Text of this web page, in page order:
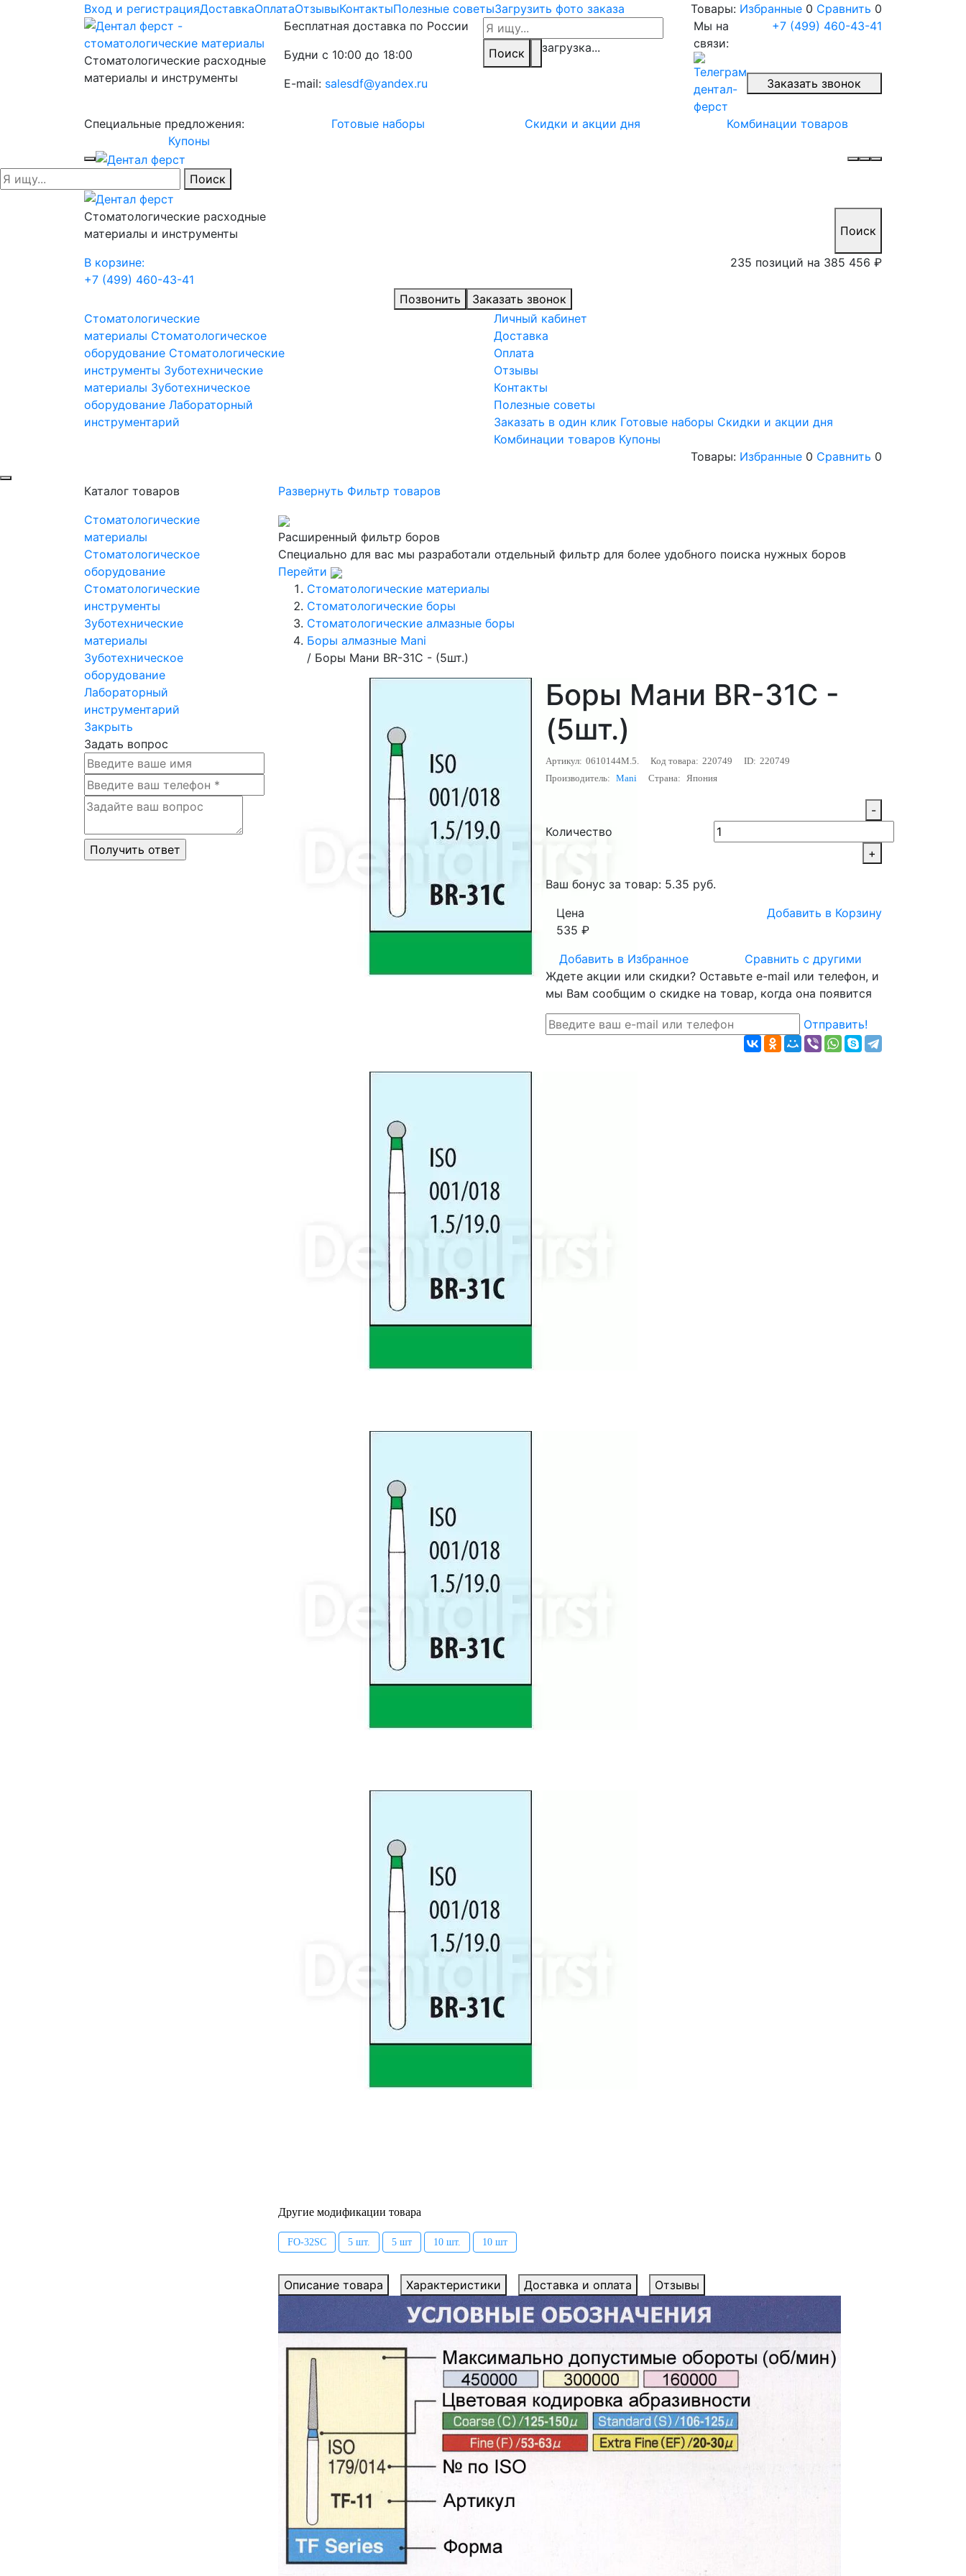
Вход и регистрацияДоставкаОплатаОтзывыКонтактыПолезные советыЗагрузить фото заказа Товары: Избранные 0 Сравнить 0
Стоматологические расходные
материалы и инструменты
Бесплатная доставка по России
Будни с 10:00 до 18:00
E-mail: salesdf@yandex.ru
Поиск загрузка...
Мы на
связи:
+7 (499) 460-43-41
Заказать звонок
Специальные предложения: Готовые наборы Скидки и акции дня
Комбинации товаров
Купоны
Поиск
Стоматологические расходные
материалы и инструменты
Поиск
В корзине: 235 позиций на 385 456 ₽
+7 (499) 460-43-41
Позвонить
Заказать звонок
Стоматологические
материалы Стоматологическое
оборудование Стоматологические
инструменты Зуботехнические
материалы Зуботехническое
оборудование Лабораторный
инструментарий
Личный кабинет
Доставка
Оплата
Отзывы
Контакты
Полезные советы
Заказать в один клик Готовые наборы Скидки и акции дня
Комбинации товаров Купоны
Товары: Избранные 0 Сравнить 0
Каталог товаров
Стоматологические
материалы
Стоматологическое
оборудование
Стоматологические
инструменты
Зуботехнические
материалы
Зуботехническое
оборудование
Лабораторный
инструментарий
Закрыть
Задать вопрос
Развернуть Фильтр товаров
Расширенный фильтр боров
Специально для вас мы разработали отдельный фильтр для более удобного поиска нужных боров
Перейти
Стоматологические материалы
Стоматологические боры
Стоматологические алмазные боры
Боры алмазные Mani
/ Боры Мани BR-31C - (5шт.)
Боры Мани BR-31C -
(5шт.)
Артикул: 0610144M.5. Код товара: 220749 ID: 220749
Производитель: Mani Страна: Япония
Количество
-
+
Ваш бонус за товар: 5.35 руб.
Цена
535 ₽
Добавить в Корзину
Добавить в Избранное
Сравнить с другими
Ждете акции или скидки? Оставьте e-mail или телефон, и
мы Вам сообщим о скидке на товар, когда она появится
Отправить!
Другие модификации товара
FO-32SC 5 шт. 5 шт 10 шт. 10 шт
Описание товара Характеристики Доставка и оплата Отзывы